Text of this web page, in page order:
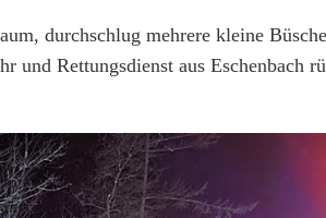
durchschlug mehrere kleine
und Rettungsdienst aus Eschenbach